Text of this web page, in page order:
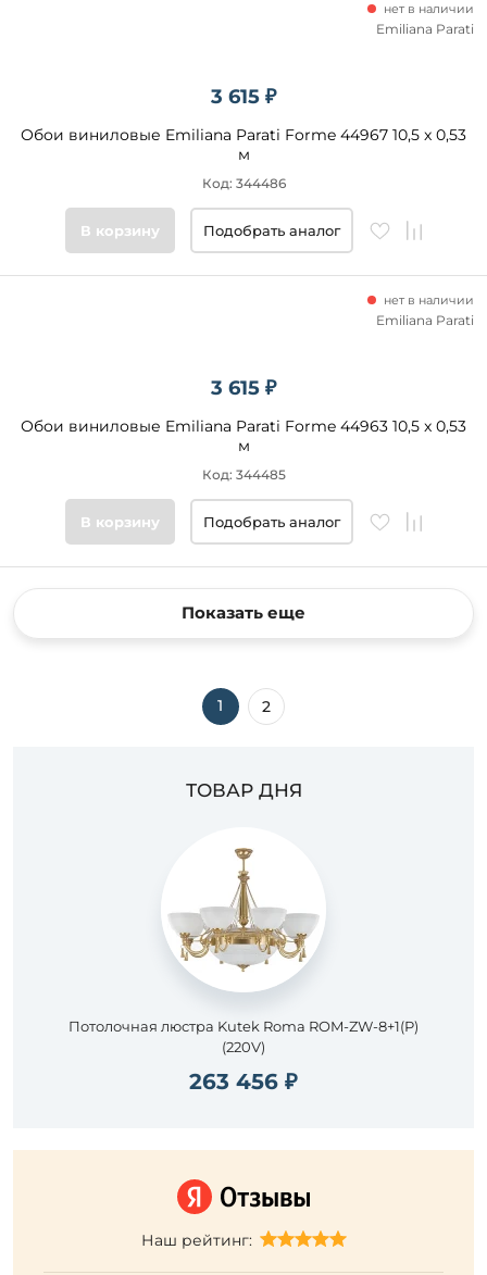
3 615 ₽
Обои виниловые Emiliana Parati Forme 44967 10,5 x 0,53
м
нет в наличии
Код: 344486
Emiliana Parati
В корзину Подобрать аналог
3 615 ₽
Обои виниловые Emiliana Parati Forme 44963 10,5 x 0,53
м
нет в наличии
Код: 344485
Emiliana Parati
В корзину Подобрать аналог
Показать еще
1 2
ТОВАР ДНЯ
Потолочная люстра Kutek Roma ROM-ZW-8+1(P)
(220V)
263 456 ₽
Наш рейтинг: